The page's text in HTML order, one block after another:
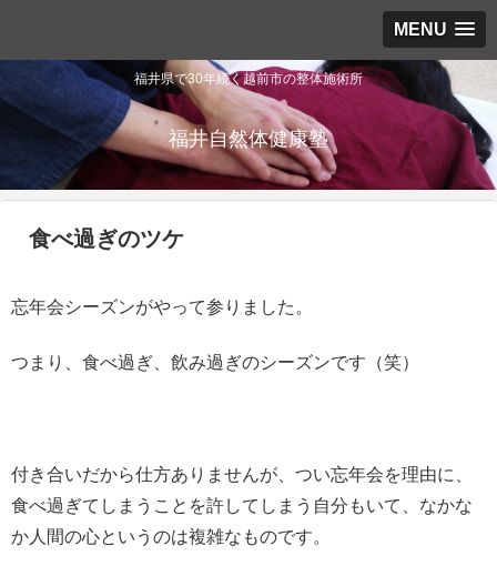
MENU
福井県で30年続く越前市の整体施術所
福井自然体健康塾
食べ過ぎのツケ
忘年会シーズンがやって参りました。
つまり、食べ過ぎ、飲み過ぎのシーズンです（笑）
付き合いだから仕方ありませんが、つい忘年会を理由に、
食べ過ぎてしまうことを許してしまう自分もいて、なかな
か人間の心というのは複雑なものです。